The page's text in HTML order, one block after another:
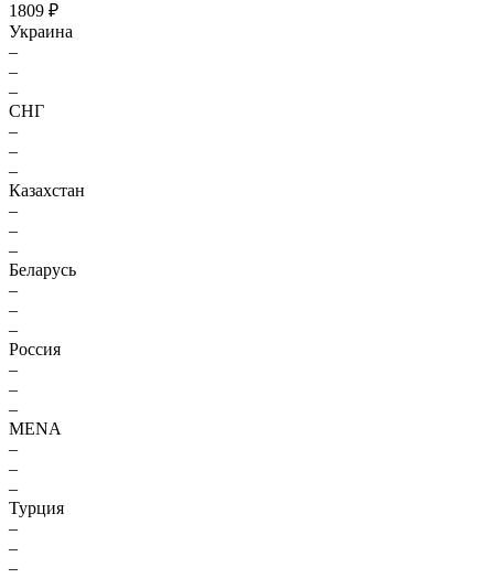
1809 ₽
Украина
–
–
–
СНГ
–
–
–
Казахстан
–
–
–
Беларусь
–
–
–
Россия
–
–
–
MENA
–
–
–
Турция
–
–
–